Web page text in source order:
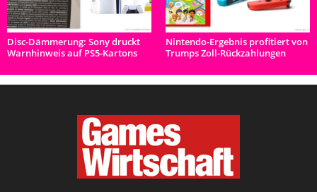
Disc-Dämmerung: Sony druckt
Warnhinweis auf PS5-Kartons
Nintendo-Ergebnis profitiert von
Trumps Zoll-Rückzahlungen